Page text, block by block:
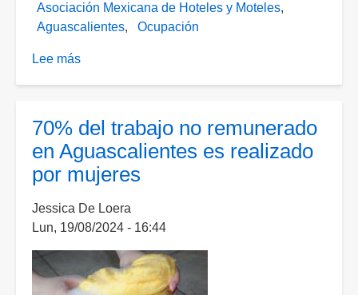
Asociación Mexicana de Hoteles y Moteles
Aguascalientes
Ocupación
Lee más
80%
sus
tarifas
la
FNSM
70% del trabajo no remunerado
en Aguascalientes es realizado
por mujeres
Jessica De Loera
Lun, 19/08/2024 - 16:44